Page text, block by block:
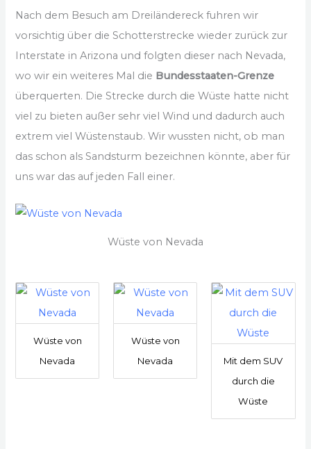
Nach dem Besuch am Dreiländereck fuhren wir
vorsichtig über die Schotterstrecke wieder zurück zur
Interstate in Arizona und folgten dieser nach Nevada,
wo wir ein weiteres Mal die Bundesstaaten-Grenze
überquerten. Die Strecke durch die Wüste hatte nicht
viel zu bieten außer sehr viel Wind und dadurch auch
extrem viel Wüstenstaub. Wir wussten nicht, ob man
das schon als Sandsturm bezeichnen könnte, aber für
uns war das auf jeden Fall einer.
Wüste von Nevada
Wüste von
Nevada
Wüste von
Nevada
Mit dem SUV
durch die
Wüste